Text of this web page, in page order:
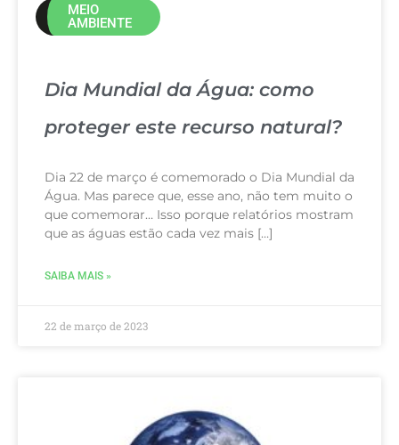
MEIO
AMBIENTE
Dia Mundial da Água: como
proteger este recurso natural?
Dia 22 de março é comemorado o Dia Mundial da
Água. Mas parece que, esse ano, não tem muito o
que comemorar… Isso porque relatórios mostram
que as águas estão cada vez mais […]
SAIBA MAIS »
22 de março de 2023